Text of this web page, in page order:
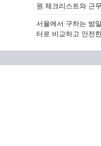
원 체크리스트와 근
서울에서 구하는 밤
터로 비교하고 안전